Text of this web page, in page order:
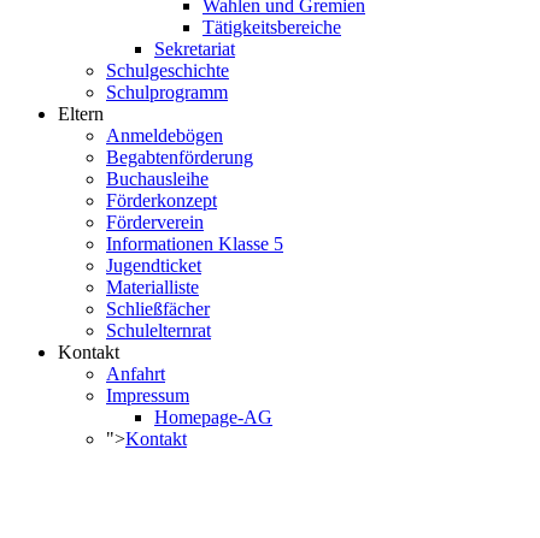
Wahlen und Gremien
Tätigkeitsbereiche
Sekretariat
Schulgeschichte
Schulprogramm
Eltern
Anmeldebögen
Begabtenförderung
Buchausleihe
Förderkonzept
Förderverein
Informationen Klasse 5
Jugendticket
Materialliste
Schließfächer
Schulelternrat
Kontakt
Anfahrt
Impressum
Homepage-AG
">Kontakt